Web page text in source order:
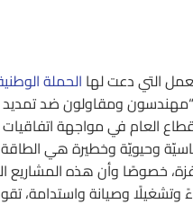
التي دعت لها الحملة
ومقاولون ضد تمديد
العام في مواجهة
وحيويّة وخطيرة هي
وأن هذه المشاريع
وتشغيلًا وصيانة واستدامة،